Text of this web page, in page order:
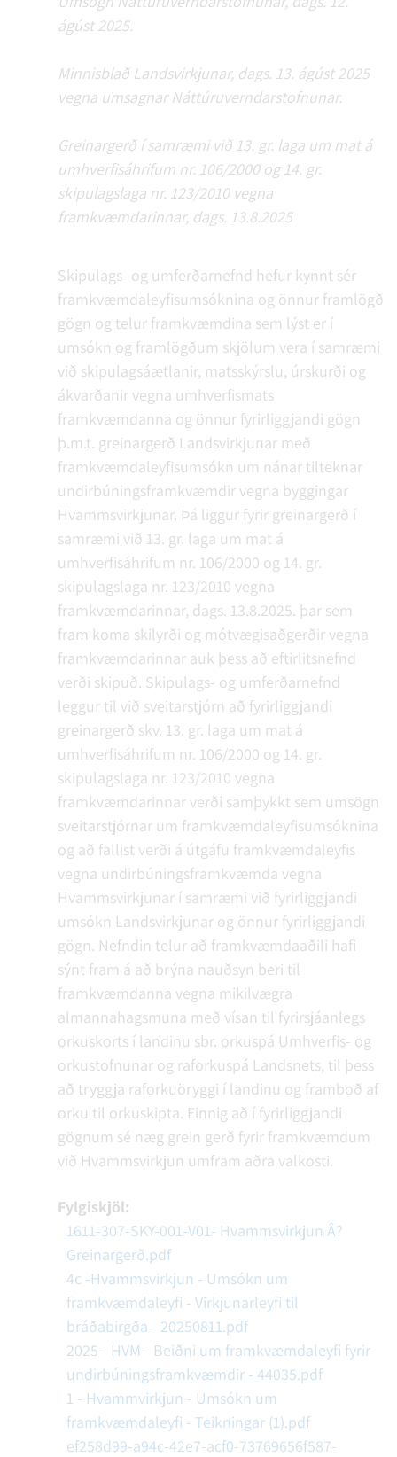
ágúst 2025.
Minnisblað Landsvirkjunar, dags. 13. ágúst 2025
vegna umsagnar Náttúruverndarstofnunar.
Greinargerð í samræmi við 13. gr. laga um mat á
umhverfisáhrifum nr. 106/2000 og 14. gr.
skipulagslaga nr. 123/2010 vegna
framkvæmdarinnar, dags. 13.8.2025
Skipulags- og umferðarnefnd hefur kynnt sér
framkvæmdaleyfisumsóknina og önnur framlögð
gögn og telur framkvæmdina sem lýst er í
umsókn og framlögðum skjölum vera í samræmi
við skipulagsáætlanir, matsskýrslu, úrskurði og
ákvarðanir vegna umhverfismats
framkvæmdanna og önnur fyrirliggjandi gögn
þ.m.t. greinargerð Landsvirkjunar með
framkvæmdaleyfisumsókn um nánar tilteknar
undirbúningsframkvæmdir vegna byggingar
Hvammsvirkjunar. Þá liggur fyrir greinargerð í
samræmi við 13. gr. laga um mat á
umhverfisáhrifum nr. 106/2000 og 14. gr.
skipulagslaga nr. 123/2010 vegna
framkvæmdarinnar, dags. 13.8.2025. þar sem
fram koma skilyrði og mótvægisaðgerðir vegna
framkvæmdarinnar auk þess að eftirlitsnefnd
verði skipuð. Skipulags- og umferðarnefnd
leggur til við sveitarstjórn að fyrirliggjandi
greinargerð skv. 13. gr. laga um mat á
umhverfisáhrifum nr. 106/2000 og 14. gr.
skipulagslaga nr. 123/2010 vegna
framkvæmdarinnar verði samþykkt sem umsögn
sveitarstjórnar um framkvæmdaleyfisumsóknina
og að fallist verði á útgáfu framkvæmdaleyfis
vegna undirbúningsframkvæmda vegna
Hvammsvirkjunar í samræmi við fyrirliggjandi
umsókn Landsvirkjunar og önnur fyrirliggjandi
gögn. Nefndin telur að framkvæmdaaðili hafi
sýnt fram á að brýna nauðsyn beri til
framkvæmdanna vegna mikilvægra
almannahagsmuna með vísan til fyrirsjáanlegs
orkuskorts í landinu sbr. orkuspá Umhverfis- og
orkustofnunar og raforkuspá Landsnets, til þess
að tryggja raforkuöryggi í landinu og framboð af
orku til orkuskipta. Einnig að í fyrirliggjandi
gögnum sé næg grein gerð fyrir framkvæmdum
við Hvammsvirkjun umfram aðra valkosti.
Fylgiskjöl:
1611-307-SKY-001-V01- Hvammsvirkjun Â?
Greinargerð.pdf
4c -Hvammsvirkjun - Umsókn um
framkvæmdaleyfi - Virkjunarleyfi til
bráðabirgða - 20250811.pdf
2025 - HVM - Beiðni um framkvæmdaleyfi fyrir
undirbúningsframkvæmdir - 44035.pdf
1 - Hvammvirkjun - Umsókn um
framkvæmdaleyfi - Teikningar (1).pdf
ef258d99-a94c-42e7-acf0-73769656f587-